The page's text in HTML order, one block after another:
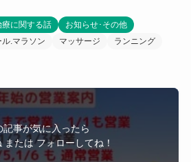
療に関する話
お知らせ･その他
.マラソン
マッサージ
ランニング
記事が気に入ったら
または フォローしてね！